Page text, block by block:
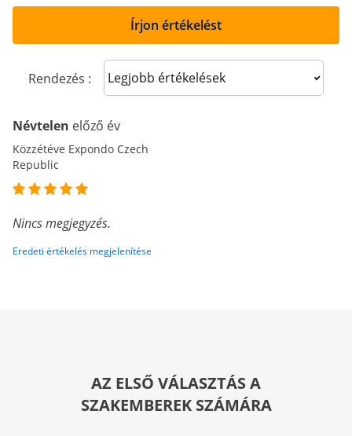
Írjon értékelést
Rendezés : Sort reviews
Névtelen előző év
Közzétéve Expondo Czech
Republic
Nincs megjegyzés.
Eredeti értékelés megjelenítése
AZ ELSŐ VÁLASZTÁS A
SZAKEMBEREK SZÁMÁRA